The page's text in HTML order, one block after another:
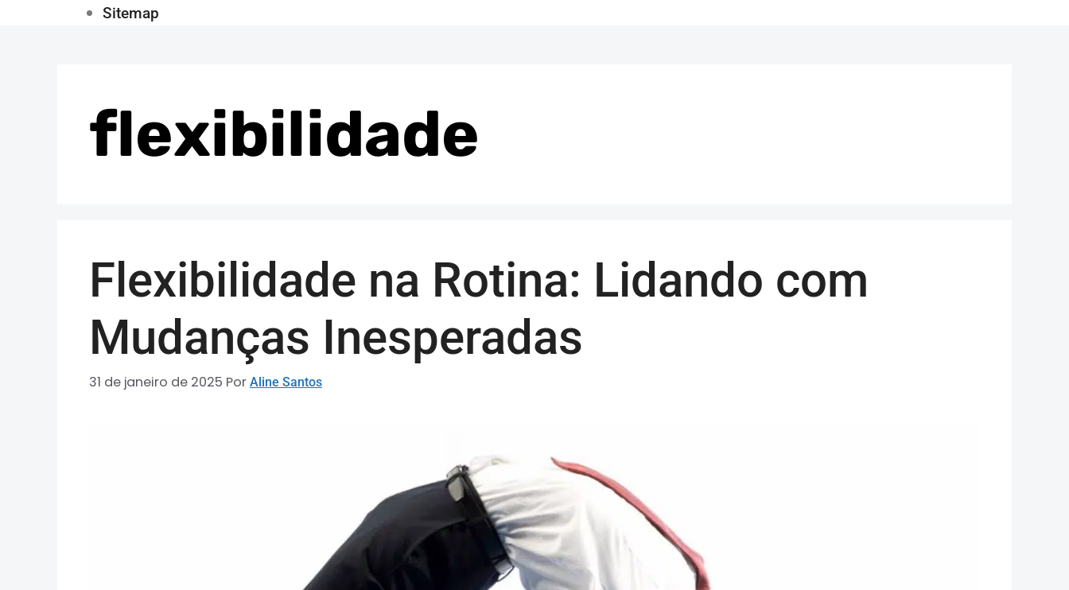
Sitemap
flexibilidade
Flexibilidade na Rotina: Lidando com
Mudanças Inesperadas
31 de janeiro de 2025 Por Aline Santos